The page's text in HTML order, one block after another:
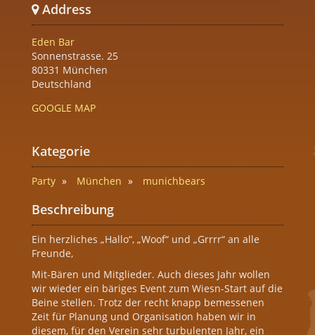
Address
Eden Bar
Sonnenstrasse. 25
80331 München
Deutschland
GOOGLE MAP
Kategorie
Party München munichbears
Beschreibung
Ein herzliches „Hallo“, „Woof“ und „Grrrr“ an alle
Freunde,
Mit-Bären und Mitglieder. Auch dieses Jahr wollen
wir wieder ein bäriges Event zum Wiesn-Start auf die
Beine stellen. Trotz der recht knapp bemessenen
Zeit für Planung und Organisation haben wir in
diesem, für den Verein sehr turbulenten Jahr, ein